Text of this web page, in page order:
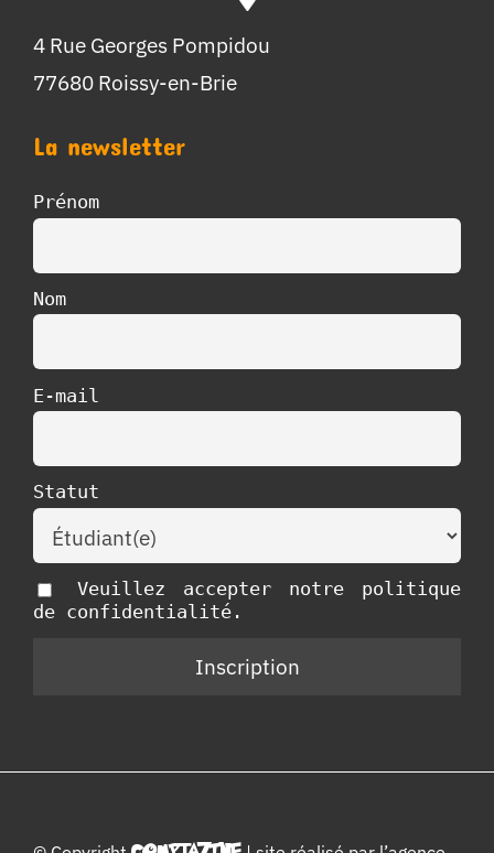
4 Rue Georges Pompidou
77680 Roissy-en-Brie
La newsletter
Prénom
Nom
E-mail
Statut
Veuillez accepter notre politique
de confidentialité.